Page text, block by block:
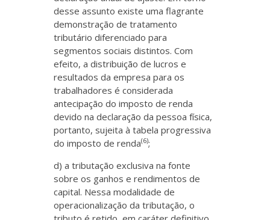
desse assunto existe uma flagrante
demonstração de tratamento
tributário diferenciado para
segmentos sociais distintos. Com
efeito, a distribuição de lucros e
resultados da empresa para os
trabalhadores é considerada
antecipação do imposto de renda
devido na declaração da pessoa física,
portanto, sujeita à tabela progressiva
do imposto de renda(6);
d) a tributação exclusiva na fonte
sobre os ganhos e rendimentos de
capital. Nessa modalidade de
operacionalização da tributação, o